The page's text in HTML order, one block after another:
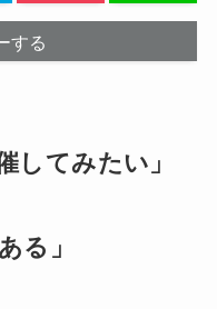
する
してみたい」
る」